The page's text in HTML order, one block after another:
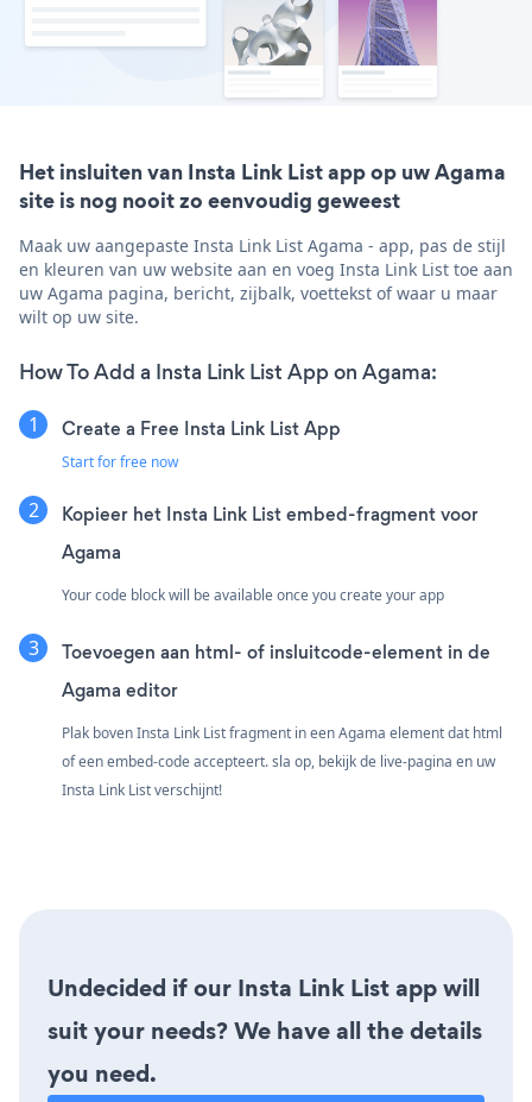
Het insluiten van Insta Link List app op uw Agama
site is nog nooit zo eenvoudig geweest
Maak uw aangepaste Insta Link List Agama - app, pas de stijl
en kleuren van uw website aan en voeg Insta Link List toe aan
uw Agama pagina, bericht, zijbalk, voettekst of waar u maar
wilt op uw site.
How To Add a Insta Link List App on Agama:
Create a Free Insta Link List App
Start for free now
Kopieer het Insta Link List embed-fragment voor
Agama
Your code block will be available once you create your app
Toevoegen aan html- of insluitcode-element in de
Agama editor
Plak boven Insta Link List fragment in een Agama element dat html
of een embed-code accepteert. sla op, bekijk de live-pagina en uw
Insta Link List verschijnt!
Undecided if our Insta Link List app will
suit your needs? We have all the details
you need.